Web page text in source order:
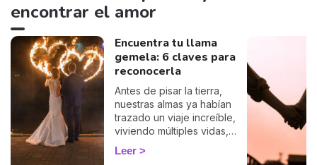
encontrar el amor
Encuentra tu llama
gemela: 6 claves para
reconocerla
Antes de pisar la tierra,
nuestras almas ya habían
trazado un viaje increíble,
viviendo múltiples vidas,
acumulando sabiduría y
preparándose para el
Leer